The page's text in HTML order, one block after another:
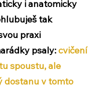
i anatomicky
tak
praxi
psaly: cvičení
spoustu, ale
dostanu v tomto